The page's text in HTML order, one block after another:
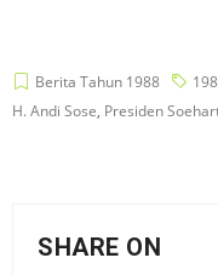
Berita Tahun 1988
H. Andi Sose, Presiden
SHARE ON